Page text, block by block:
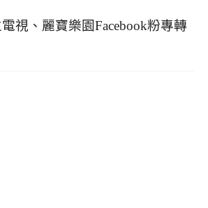
視、麗寶樂園Facebook粉專轉